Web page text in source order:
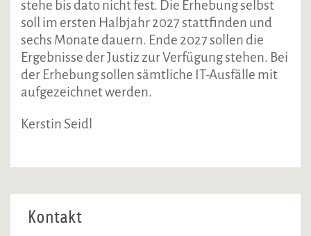
stehe bis dato nicht fest. Die Erhebung selbst
soll im ersten Halbjahr 2027 stattfinden und
sechs Monate dauern. Ende 2027 sollen die
Ergebnisse der Justiz zur Verfügung stehen. Bei
der Erhebung sollen sämtliche IT-Ausfälle mit
aufgezeichnet werden.
Kerstin Seidl
Kontakt